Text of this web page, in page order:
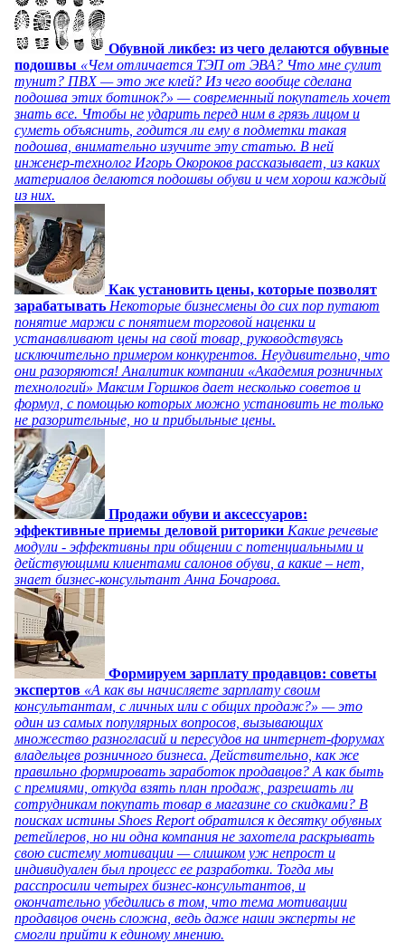
Обувной ликбез: из чего делаются обувные
подошвы «Чем отличается ТЭП от ЭВА? Что мне сулит
тунит? ПВХ — это же клей? Из чего вообще сделана
подошва этих ботинок?» — современный покупатель хочет
знать все. Чтобы не ударить перед ним в грязь лицом и
суметь объяснить, годится ли ему в подметки такая
подошва, внимательно изучите эту статью. В ней
инженер-технолог Игорь Окороков рассказывает, из каких
материалов делаются подошвы обуви и чем хорош каждый
из них.
Как установить цены, которые позволят
зарабатывать Некоторые бизнесмены до сих пор путают
понятие маржи с понятием торговой наценки и
устанавливают цены на свой товар, руководствуясь
исключительно примером конкурентов. Неудивительно, что
они разоряются! Аналитик компании «Академия розничных
технологий» Максим Горшков дает несколько советов и
формул, с помощью которых можно установить не только
не разорительные, но и прибыльные цены.
Продажи обуви и аксессуаров:
эффективные приемы деловой риторики Какие речевые
модули - эффективны при общении с потенциальными и
действующими клиентами салонов обуви, а какие – нет,
знает бизнес-консультант Анна Бочарова.
Формируем зарплату продавцов: советы
экспертов «А как вы начисляете зарплату своим
консультантам, с личных или с общих продаж?» — это
один из самых популярных вопросов, вызывающих
множество разногласий и пересудов на интернет-форумах
владельцев розничного бизнеса. Действительно, как же
правильно формировать заработок продавцов? А как быть
с премиями, откуда взять план продаж, разрешать ли
сотрудникам покупать товар в магазине со скидками? В
поисках истины Shoes Report обратился к десятку обувных
ретейлеров, но ни одна компания не захотела раскрывать
свою систему мотивации — слишком уж непрост и
индивидуален был процесс ее разработки. Тогда мы
расспросили четырех бизнес-консультантов, и
окончательно убедились в том, что тема мотивации
продавцов очень сложна, ведь даже наши эксперты не
смогли прийти к единому мнению.